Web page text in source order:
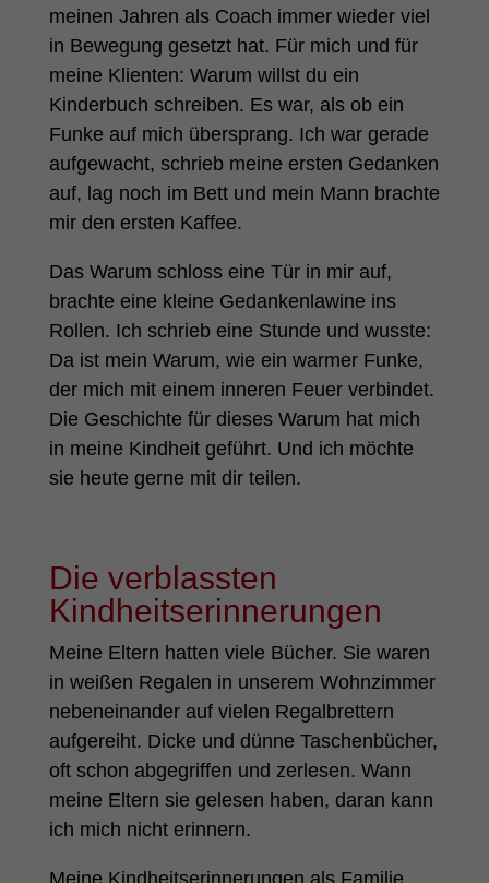
meinen Jahren als Coach immer wieder viel
in Bewegung gesetzt hat. Für mich und für
meine Klienten: Warum willst du ein
Kinderbuch schreiben. Es war, als ob ein
Funke auf mich übersprang. Ich war gerade
aufgewacht, schrieb meine ersten Gedanken
auf, lag noch im Bett und mein Mann brachte
mir den ersten Kaffee.
Das Warum schloss eine Tür in mir auf,
brachte eine kleine Gedankenlawine ins
Rollen. Ich schrieb eine Stunde und wusste:
Da ist mein Warum, wie ein warmer Funke,
der mich mit einem inneren Feuer verbindet.
Die Geschichte für dieses Warum hat mich
in meine Kindheit geführt. Und ich möchte
sie heute gerne mit dir teilen.
Die verblassten
Kindheitserinnerungen
Meine Eltern hatten viele Bücher. Sie waren
in weißen Regalen in unserem Wohnzimmer
nebeneinander auf vielen Regalbrettern
aufgereiht. Dicke und dünne Taschenbücher,
oft schon abgegriffen und zerlesen. Wann
meine Eltern sie gelesen haben, daran kann
ich mich nicht erinnern.